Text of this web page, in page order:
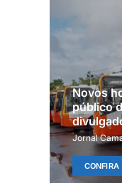
Novos
público
Jornal
CONFIRA